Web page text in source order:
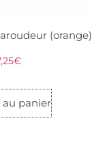
(orange)
€
panier